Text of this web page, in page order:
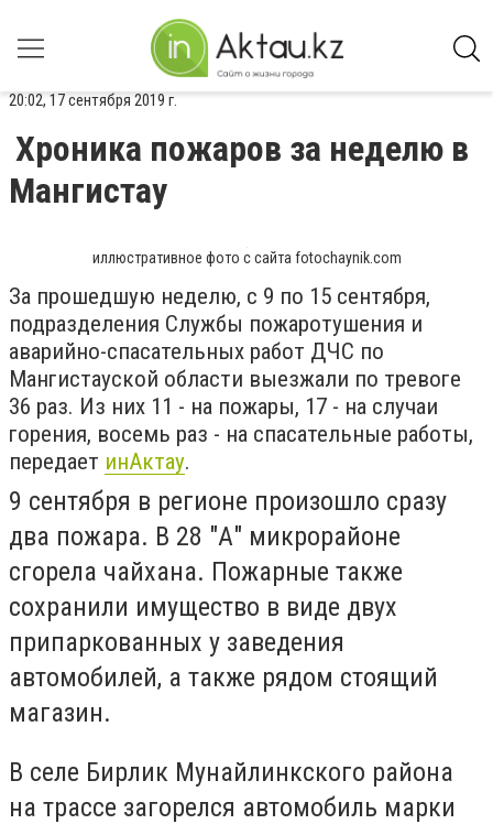
20:02, 17 сентября 2019 г.
Хроника пожаров за неделю в
Мангистау
иллюстративное фото с сайта fotochaynik.com
За прошедшую неделю, с 9 по 15 сентября,
подразделения Службы пожаротушения и
аварийно-спасательных работ ДЧС по
Мангистауской области выезжали по тревоге
36 раз. Из них 11 - на пожары, 17 - на случаи
горения, восемь раз - на спасательные работы,
передает инАктау.
9 сентября в регионе произошло сразу
два пожара. В 28 "А" микрорайоне
сгорела чайхана. Пожарные также
сохранили имущество в виде двух
припаркованных у заведения
автомобилей, а также рядом стоящий
магазин.
В селе Бирлик Мунайлинкского района
на трассе загорелся автомобиль марки